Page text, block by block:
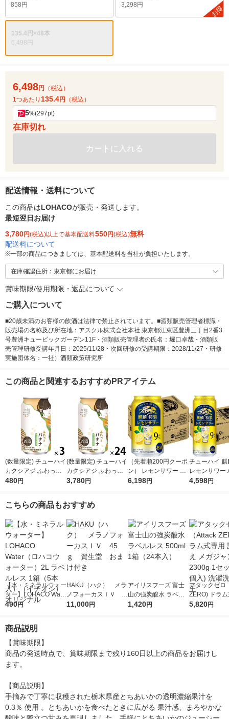
858円
3,298円
お得
135.4円×48本
6,498円
6,498円
（税込）
1つあたり 135.4円 （税込）
5%(297pt)
在庫切れ
カートに入れる
配送情報・送料について
この商品はLOHACOが販売・発送します。
最短翌日お届け
3,780円(税込)以上で基本配送料550円(税込)無料
配送料について
※一部の商品につきましては、基本配送料を当社が負担いたします。
在庫確認住所：東京都にお届け
賞味期限/使用期限・返品について
ご購入について
■20歳未満のお客様の飲酒は法律で禁止されています。■酒類販売管理者標識・
販売場の名称及び所在地：アスクル株式会社本社 東京都江東区豊洲三丁目2番3
号豊洲キュービックガーデン11F・酒類販売管理者の氏名：堀口卓哉・酒類販
売管理研修受講年月日：2025/11/28・次回研修の受講期限：2028/11/27・研修
実施団体名：一社）酒類政策研究所
この商品と関連するおすすめPRアイテム
(数量限定) チューハイ
カクシアジ ふわっと
バナナ 缶 350ml 3本
480円
(数量限定) チューハイ
カクシアジ ふわっと
バナナ 缶 350ml 1ケ
3,780円
（先着順200円クーポ
ン） レモンサワー チ
ューハイ 麒麟特製 レ
6,198円
チューハイ 麒
レモンサワー
500ml 24本
4,598円
こちらの商品もおすすめ
【水・ミネラルウォー
ター】LOHACO Wate
r（ロハコウォータ
シ） オリジナル
490円
HAKU（ハク） メラ
ノフォーカスＩＶ 4
5ｇ 資生堂 おまけ
11,000円
アイリスフーズ 富士
山の強炭酸水 ラベル
レス 500ml 1箱（24
1,420円
アタックゼロ
ZERO) ドラ
詰め替え メガ
5,820円
商品説明
【賞味期限】
商品の発送時点で、賞味期限まで残り160日以上の商品をお届けし
ます。
【商品説明】
手摘みで丁寧に収穫された栃木県産とちあいかの透明濃縮果汁を
0.3％ 使用 。とちあいかを食べたときに広がる 果汁感、まろやかな